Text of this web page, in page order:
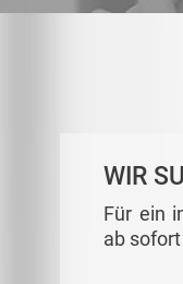
WIR
Für ein
ab